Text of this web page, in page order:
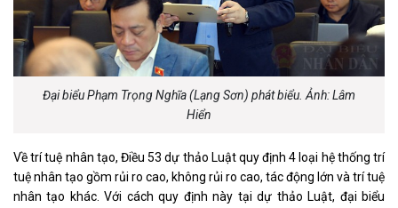
Đại biểu Phạm Trọng Nghĩa (Lạng Sơn) phát biểu. Ảnh: Lâm
Hiển
Về trí tuệ nhân tạo, Điều 53 dự thảo Luật quy định 4 loại hệ thống trí
tuệ nhân tạo gồm rủi ro cao, không rủi ro cao, tác động lớn và trí tuệ
nhân tạo khác. Với cách quy định này tại dự thảo Luật, đại biểu